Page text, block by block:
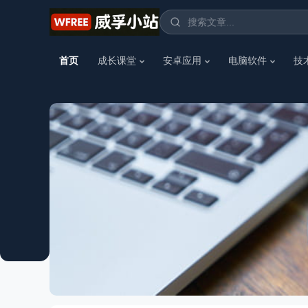
首页 成长课堂 安卓应用 电脑软件 技